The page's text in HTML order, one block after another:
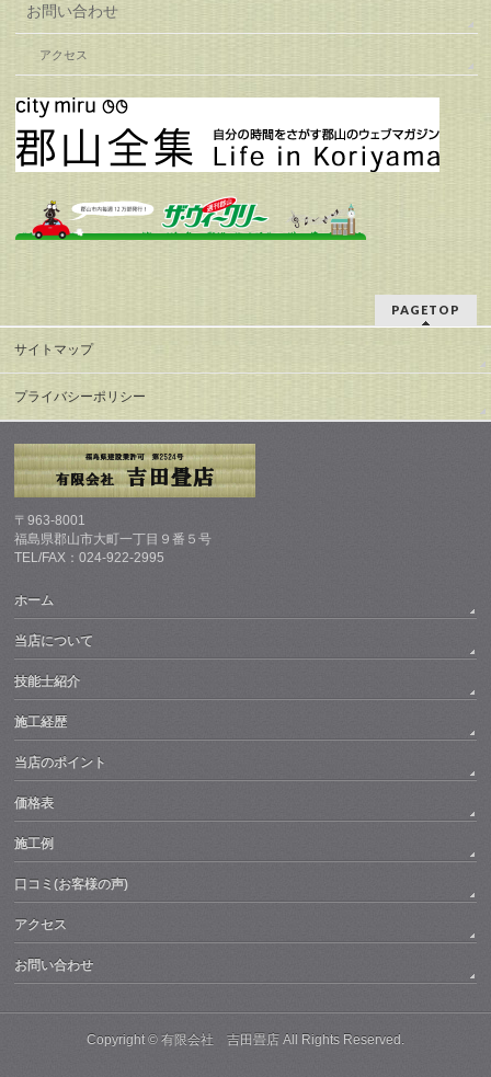
お問い合わせ
アクセス
PAGETOP
サイトマップ
プライバシーポリシー
〒963-8001
福島県郡山市大町一丁目９番５号
TEL/FAX：024-922-2995
ホーム
当店について
技能士紹介
施工経歴
当店のポイント
価格表
施工例
口コミ(お客様の声)
アクセス
お問い合わせ
Copyright © 有限会社 吉田畳店All Rights Reserved.